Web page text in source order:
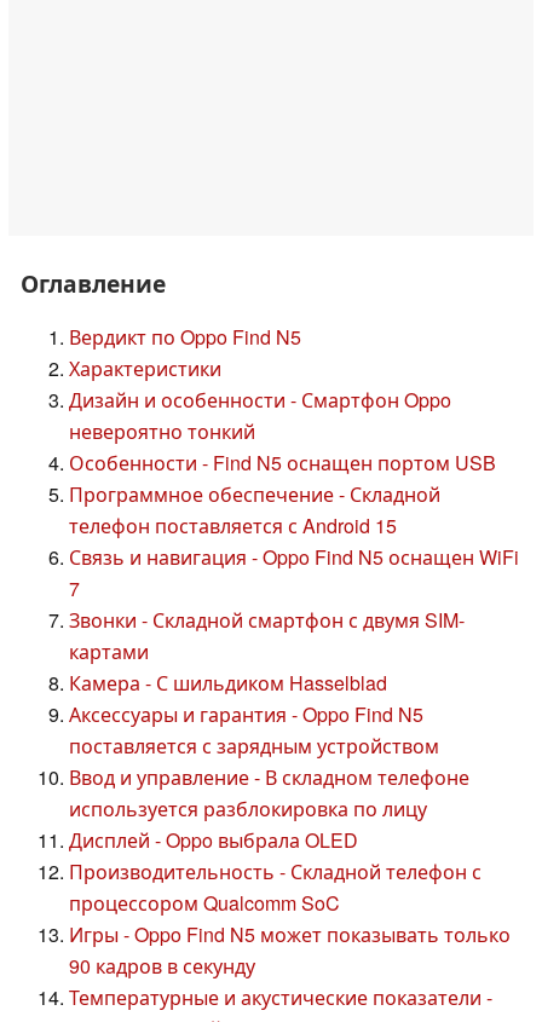
Оглавление
Вердикт по Oppo Find N5
Характеристики
Дизайн и особенности - Смартфон Oppo
невероятно тонкий
Особенности - Find N5 оснащен портом USB
Программное обеспечение - Складной
телефон поставляется с Android 15
Связь и навигация - Oppo Find N5 оснащен WiFi
7
Звонки - Складной смартфон с двумя SIM-
картами
Камера - С шильдиком Hasselblad
Аксессуары и гарантия - Oppo Find N5
поставляется с зарядным устройством
Ввод и управление - В складном телефоне
используется разблокировка по лицу
Дисплей - Oppo выбрала OLED
Производительность - Складной телефон с
процессором Qualcomm SoC
Игры - Oppo Find N5 может показывать только
90 кадров в секунду
Температурные и акустические показатели -